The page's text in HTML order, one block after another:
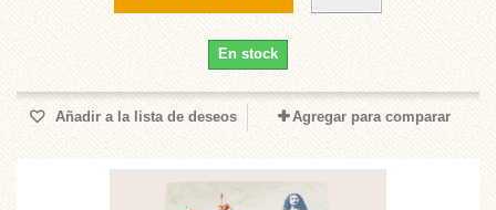
En stock
Añadir a la lista de deseos Agregar para comparar